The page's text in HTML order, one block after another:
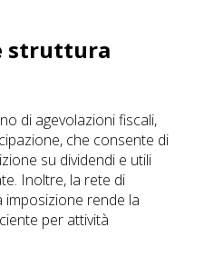
struttura
di agevolazioni fiscali,
che consente di
su dividendi e utili
Inoltre, la rete di
rende la
per attività